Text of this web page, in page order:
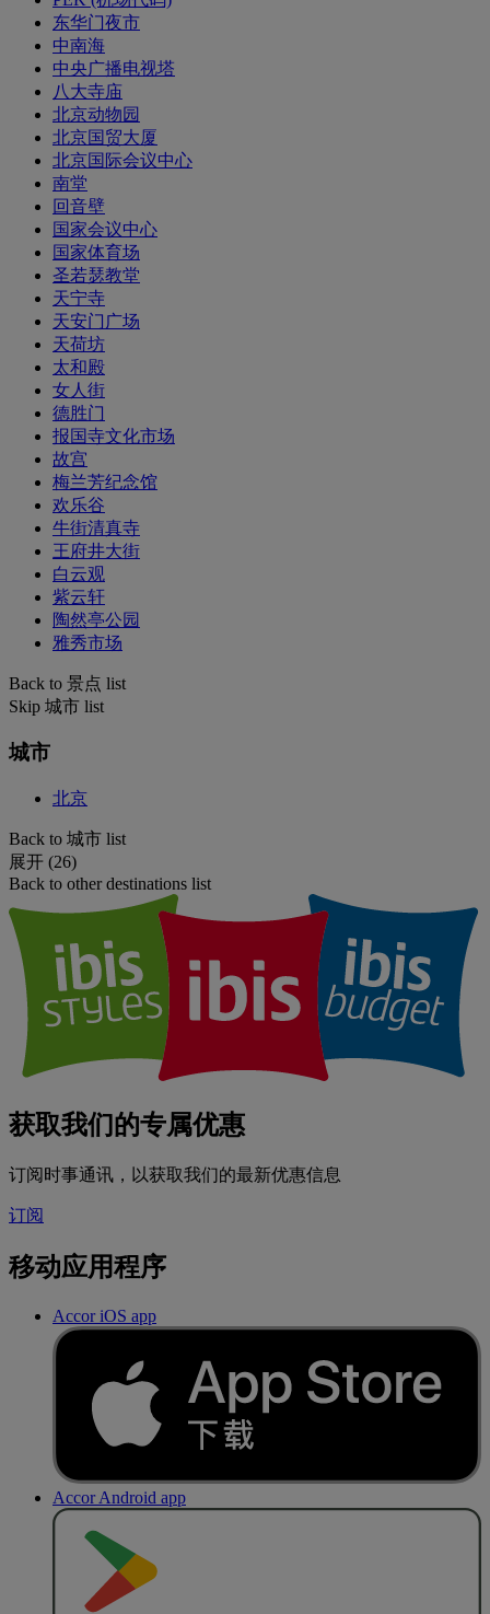
东华门夜市
中南海
中央广播电视塔
八大寺庙
北京动物园
北京国贸大厦
北京国际会议中心
南堂
回音壁
国家会议中心
国家体育场
圣若瑟教堂
天宁寺
天安门广场
天荷坊
太和殿
女人街
德胜门
报国寺文化市场
故宫
梅兰芳纪念馆
欢乐谷
牛街清真寺
王府井大街
白云观
紫云轩
陶然亭公园
雅秀市场
Back to 景点 list
Skip 城市 list
城市
北京
Back to 城市 list
展开 (26)
Back to other destinations list
获取我们的专属优惠
订阅时事通讯，以获取我们的最新优惠信息
订阅
移动应用程序
Accor iOS app
Accor Android app